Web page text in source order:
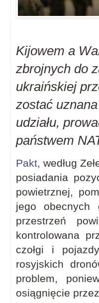
Kijowem a
zbrojnych do
ukraińskiej
zostać
udziału,
państwem
Pakt, według
posiadania
powietrznej,
jego obecnych
przestrzeń
kontrolowana
czołgi i
rosyjskich
problem,
osiągnięcie